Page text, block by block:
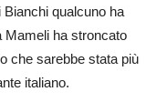
qualcuno ha
Mameli ha stroncato
che sarebbe stata più
italiano.